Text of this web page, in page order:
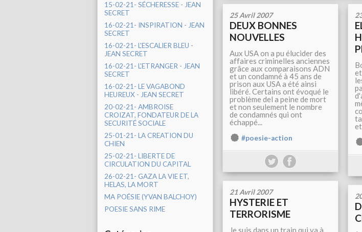
15-02-21- SÉCHERESSE - JEAN
SECRET
16-02-21- INSPIRATION - JEAN
SECRET
16-02-21- L'ESCALIER BLEU -
JEAN SECRET
16-02-21- L'ETRANGER - JEAN
SECRET
16-02-21- LE VAGABOND
HEUREUX - JEAN SECRET
20-02-21- AMBROISE
CROIZAT, FONDATEUR DE LA
SECURITÉ SOCIALE
25-01-21- LA CREATION DU
CHIEN
25-02-21- LIBERTE DE
CIRCULATION DU CAPITAL
26-02-21- GAZA LA VIE ET,
HELAS, LA MORT
MA POÉSIE (YVAN BALCHOY)
POESIE SANS RIME
25 Avril 2007
DEUX BONNES
NOUVELLES
Aux USA on a pu élucider des
affaires criminelles anciennes
grâce aux comparaisons ADN
et un condamné à 45 ans de
prison aux USA a été ainsi
libéré. Certains ont évoqué le
problème del a peine de mort
et non seulement le nombre
de condamnés qui ont
échappé...
#poesie-action
21 Avril 2007
HYSTERIE ET
TERRORISME
Je suis dans un train qui va à